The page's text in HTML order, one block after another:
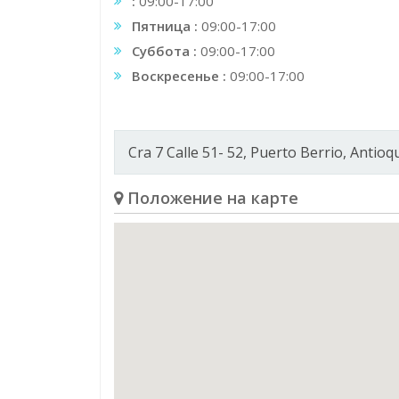
Пятница : 09:00-17:00
Суббота : 09:00-17:00
Воскресенье : 09:00-17:00
Cra 7 Calle 51- 52, Puerto Berrio,
Положение на карте